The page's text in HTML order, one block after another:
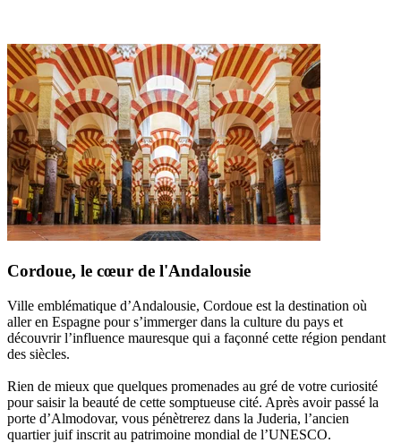
Cordoue, le cœur de l'Andalousie
Ville emblématique d’Andalousie, Cordoue est la destination où
aller en Espagne pour s’immerger dans la culture du pays et
découvrir l’influence mauresque qui a façonné cette région pendant
des siècles.
Rien de mieux que quelques promenades au gré de votre curiosité
pour saisir la beauté de cette somptueuse cité. Après avoir passé la
porte d’Almodovar, vous pénètrerez dans la Juderia, l’ancien
quartier juif inscrit au patrimoine mondial de l’UNESCO.